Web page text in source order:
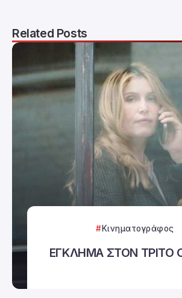
Related Posts
Κινηματογράφος
ΕΓΚΛΗΜΑ ΣΤΟΝ